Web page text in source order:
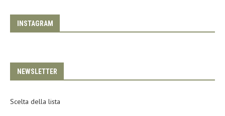
INSTAGRAM
NEWSLETTER
Scelta della lista